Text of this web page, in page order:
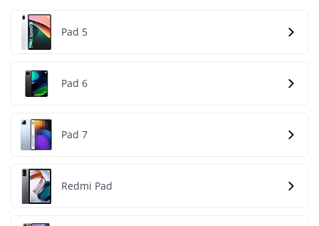
Pad 5
Pad 6
Pad 7
Redmi Pad